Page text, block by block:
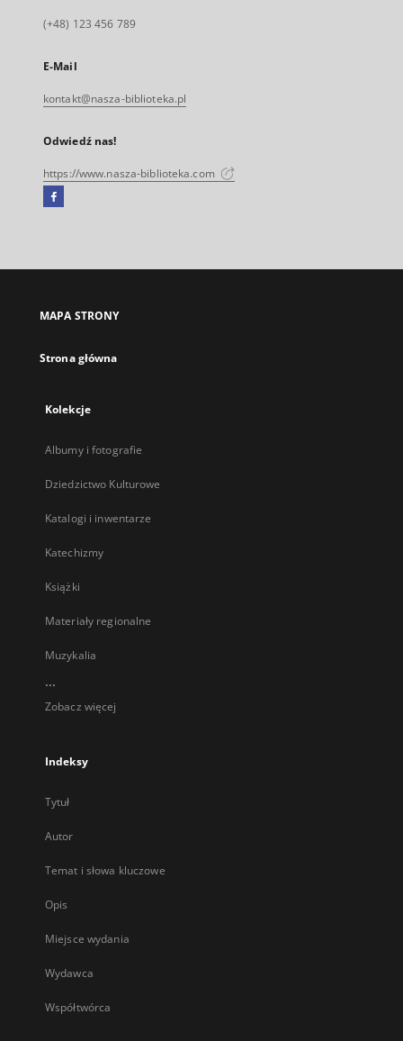
(+48) 123 456 789
E-Mail
kontakt@nasza-biblioteka.pl
Odwiedź nas!
https://www.nasza-biblioteka.com
Facebook
się
karcie
MAPA STRONY
Strona główna
Kolekcje
Albumy i fotografie
Dziedzictwo Kulturowe
Katalogi i inwentarze
Katechizmy
Książki
Materiały regionalne
Muzykalia
...
Zobacz więcej
Indeksy
Tytuł
Autor
Temat i słowa kluczowe
Opis
Miejsce wydania
Wydawca
Współtwórca